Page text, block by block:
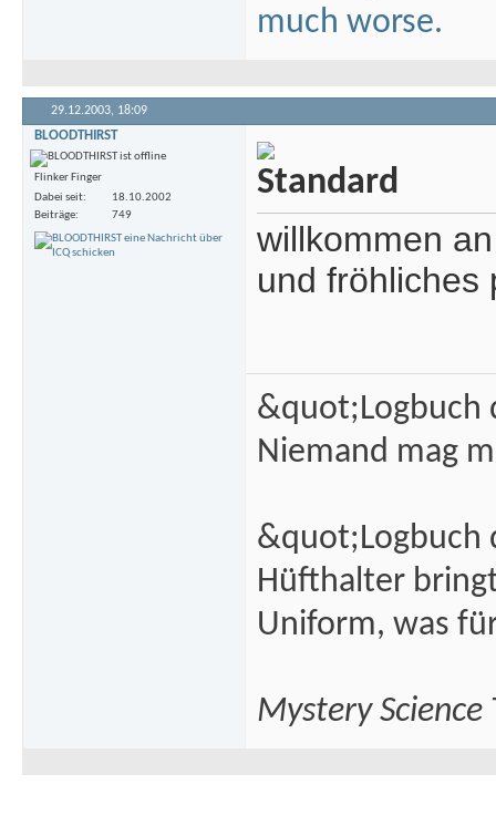
much worse.
29.12.2003, 18:09
BLOODTHIRST
Flinker Finger
Dabei seit
18.10.2002
Beiträge
749
willkommen
und fröhliches
&quot;Logbuch
Niemand mag
&quot;Logbuch
Hüfthalter
Uniform, was
Mystery